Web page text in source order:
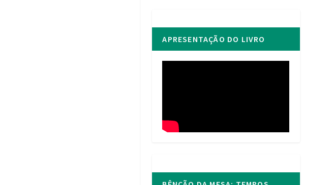
APRESENTAÇÃO DO LIVRO